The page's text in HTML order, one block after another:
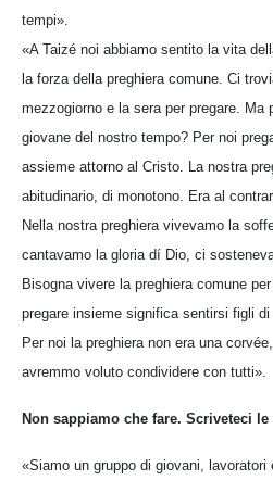
tempi».
«A Taizé noi abbiamo sentito la vita
la forza della preghiera comune. Ci
mezzogiorno e la sera per pregare. Ma
giovane del nostro tempo? Per noi
assieme attorno al Cristo. La nostra
abitudinario, di monotono. Era al
Nella nostra preghiera vivevamo la
cantavamo la gloria dí Dio, ci
Bisogna vivere la preghiera comune
pregare insieme significa sentirsi figli
Per noi la preghiera non era una
avremmo voluto condividere con tutti».
Non sappiamo che fare. Scriveteci le
«Siamo un gruppo di giovani,